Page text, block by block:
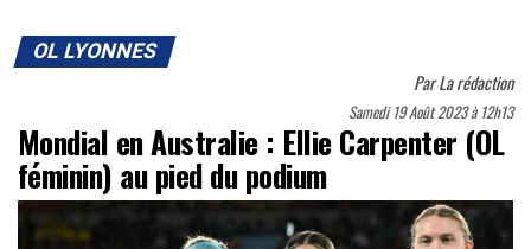
OL LYONNES
ParLa rédaction
Samedi 19 Août 2023 à 12h13
Mondial en Australie : Ellie Carpenter (OL
féminin) au pied du podium